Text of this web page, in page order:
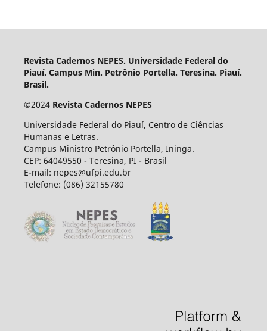
Revista Cadernos NEPES. Universidade Federal do
Piauí. Campus Min. Petrônio Portella. Teresina. Piauí.
Brasil.
©2024Revista Cadernos NEPES
Universidade Federal do Piauí, Centro de Ciências
Humanas e Letras.
Campus Ministro Petrônio Portella, Ininga.
CEP: 64049550 - Teresina, PI - Brasil
E-mail: nepes@ufpi.edu.br
Telefone: (086) 32155780